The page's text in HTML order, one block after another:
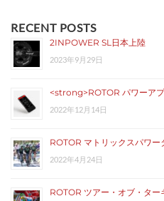
RECENT POSTS
2INPOWER SL日本上陸
2023年9月29日
<strong>ROTOR パワーア
2022年12月14日
ROTOR マトリックスパワー
2022年4月24日
ROTOR ツアー・オブ・ター